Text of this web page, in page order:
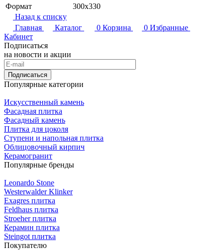
Формат
300x330
Назад к списку
Главная
Каталог 0 Корзина 0 Избранные
Кабинет
Подписаться
на новости и акции
Подписаться
Популярные категории
Искусственный камень
Фасадная плитка
Фасадный камень
Плитка для цоколя
Ступени и напольная плитка
Облицовочный кирпич
Керамогранит
Популярные бренды
Leonardo Stone
Westerwalder Klinker
Exagres плитка
Feldhaus плитка
Stroeher плитка
Керамин плитка
Steingot плитка
Покупателю